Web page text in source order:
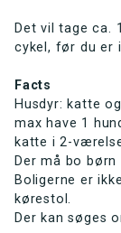
Det vil tage ca.
cykel, før du er
Facts
Husdyr: katte
max have 1
katte i 2-
Der må bo
Boligerne er
kørestol.
Der kan søges